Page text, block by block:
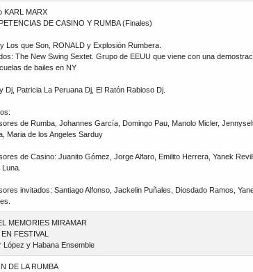
KARL MARX
DE CASINO Y RUMBA (Finales)
Los que Son, RONALD y Explosión Rumbera.
The New Swing Sextet. Grupo de EEUU que viene con una
de bailes en NY
Dj, Patricia La Peruana Dj, El Ratón Rabioso Dj.
de Rumba, Johannes García, Domingo Pau, Manolo Micler,
Maria de los Angeles Sarduy
de Casino: Juanito Gómez, Jorge Alfaro, Emilito Herrera, Yanek
invitados: Santiago Alfonso, Jackelin Puñales, Diosdado Ramos,
MEMORIES MIRAMAR
FESTIVAL
López y Habana Ensemble
DE LA RUMBA